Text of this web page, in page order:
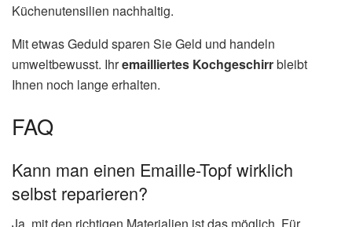
Küchenutensilien nachhaltig.
Mit etwas Geduld sparen Sie Geld und handeln
umweltbewusst. Ihremailliertes Kochgeschirrbleibt
Ihnen noch lange erhalten.
FAQ
Kann man einen Emaille-Topf wirklich
selbst reparieren?
Ja, mit den richtigen Materialien ist das möglich. Für